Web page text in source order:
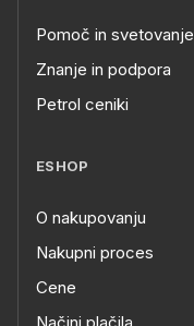
Pomoč in svetovanje
Znanje in podpora
Petrol ceniki
ESHOP
O nakupovanju
Nakupni proces
Cene